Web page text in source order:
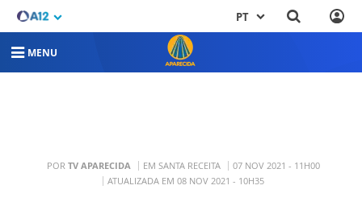
PT
MENU
POR TV APARECIDA EM SANTA RECEITA
07 NOV 2021 - 11H00
ATUALIZADA EM 08 NOV 2021 - 10H35